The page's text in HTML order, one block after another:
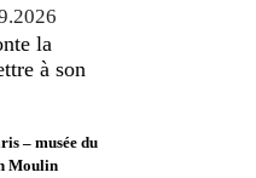
la
à son
– musée du
Moulin